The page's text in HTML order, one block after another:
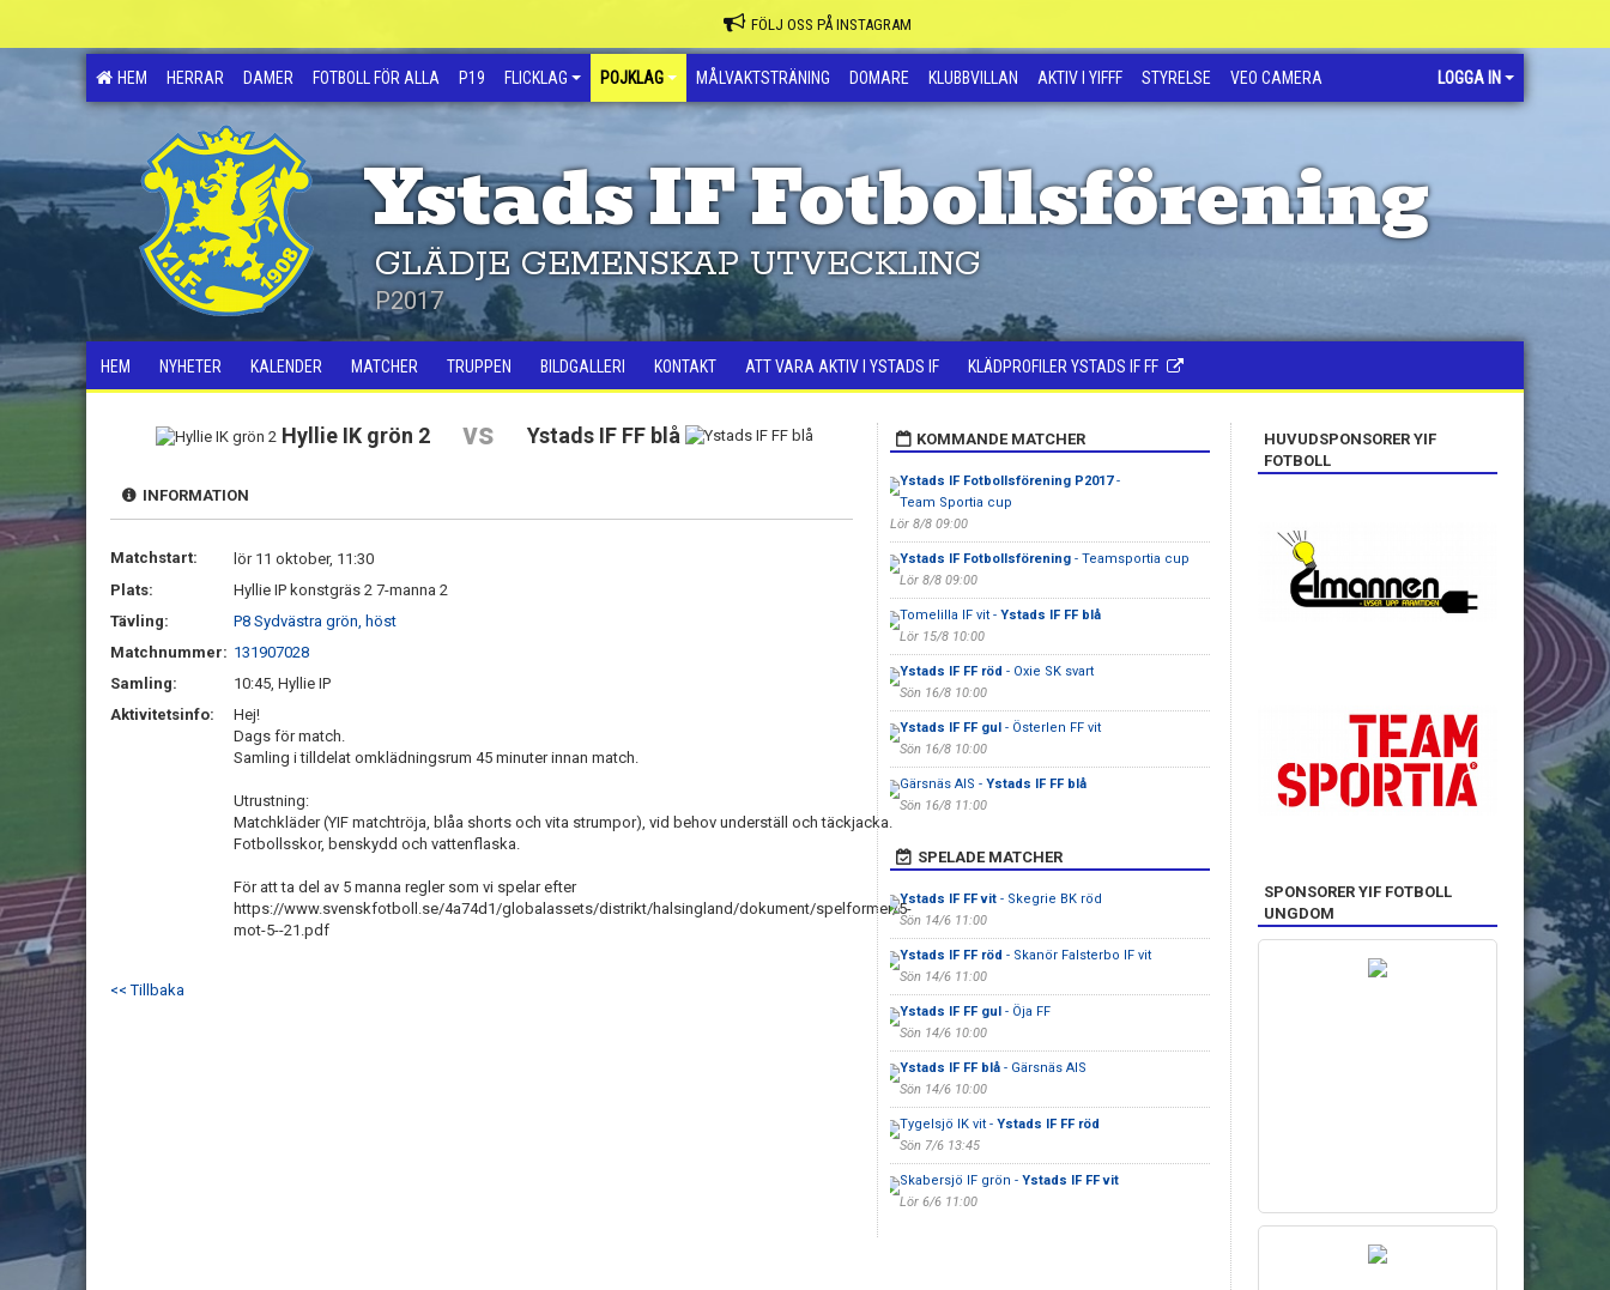
FÖLJ OSS PÅ INSTAGRAM
HEM HERRAR DAMER FOTBOLL FÖR ALLA P19 FLICKLAG POJKLAG MÅLVAKTSTRÄNING DOMARE KLUBBVILLAN AKTIV I YIFFF STYRELSE VEO CAMERA LOGGA IN
Ystads IF Fotbollsförening
GLÄDJE GEMENSKAP UTVECKLING
P2017
HEM NYHETER KALENDER MATCHER TRUPPEN BILDGALLERI KONTAKT ATT VARA AKTIV I YSTADS IF KLÄDPROFILER YSTADS IF FF
Hyllie IK grön 2 vs Ystads IF FF blå
INFORMATION
Matchstart:
lör 11 oktober, 11:30
Plats:
Hyllie IP konstgräs 2 7-manna 2
Tävling:
P8 Sydvästra grön, höst
Matchnummer: 131907028
Samling:
10:45, Hyllie IP
Aktivitetsinfo:
Hej!
Dags för match.
Samling i tilldelat omklädningsrum 45 minuter innan match.
Utrustning:
Matchkläder (YIF matchtröja, blåa shorts och vita strumpor), vid behov underställ och täckjacka.
Fotbollsskor, benskydd och vattenflaska.
För att ta del av 5 manna regler som vi spelar efter
https://www.svenskfotboll.se/4a74d1/globalassets/distrikt/halsingland/dokument/spelformer/5-
mot-5--21.pdf
<< Tillbaka
KOMMANDE MATCHER
Ystads IF Fotbollsförening P2017-
Team Sportia cup
Lör 8/8 09:00
Ystads IF Fotbollsförening- Teamsportia cup
Lör 8/8 09:00
Tomelilla IF vit - Ystads IF FF blå
Lör 15/8 10:00
Ystads IF FF röd - Oxie SK svart
Sön 16/8 10:00
Ystads IF FF gul- Österlen FF vit
Sön 16/8 10:00
Gärsnäs AIS - Ystads IF FF blå
Sön 16/8 11:00
SPELADE MATCHER
Ystads IF FF vit- Skegrie BK röd
Sön 14/6 11:00
Ystads IF FF röd - Skanör Falsterbo IF vit
Sön 14/6 11:00
Ystads IF FF gul- Öja FF
Sön 14/6 10:00
Ystads IF FF blå- Gärsnäs AIS
Sön 14/6 10:00
Tygelsjö IK vit - Ystads IF FF röd
Sön 7/6 13:45
Skabersjö IF grön - Ystads IF FF vit
Lör 6/6 11:00
HUVUDSPONSORER YIF
FOTBOLL
SPONSORER YIF FOTBOLL
UNGDOM